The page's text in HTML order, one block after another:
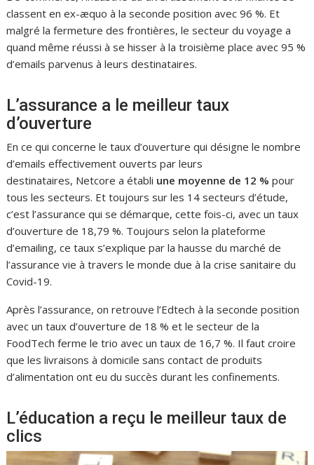
classent en ex-æquo à la seconde position avec 96 %. Et
malgré la fermeture des frontières, le secteur du voyage a
quand même réussi à se hisser à la troisième place avec 95 %
d’emails parvenus à leurs destinataires.
L’assurance a le meilleur taux
d’ouverture
En ce qui concerne le taux d’ouverture qui désigne le nombre
d’emails effectivement ouverts par leurs
destinataires, Netcore a établi une moyenne de 12 % pour
tous les secteurs. Et toujours sur les 14 secteurs d’étude,
c’est l’assurance qui se démarque, cette fois-ci, avec un taux
d’ouverture de 18,79 %. Toujours selon la plateforme
d’emailing, ce taux s’explique par la hausse du marché de
l’assurance vie à travers le monde due à la crise sanitaire du
Covid-19.
Après l’assurance, on retrouve l’Edtech à la seconde position
avec un taux d’ouverture de 18 % et le secteur de la
FoodTech ferme le trio avec un taux de 16,7 %. Il faut croire
que les livraisons à domicile sans contact de produits
d’alimentation ont eu du succès durant les confinements.
L’éducation a reçu le meilleur taux de
clics